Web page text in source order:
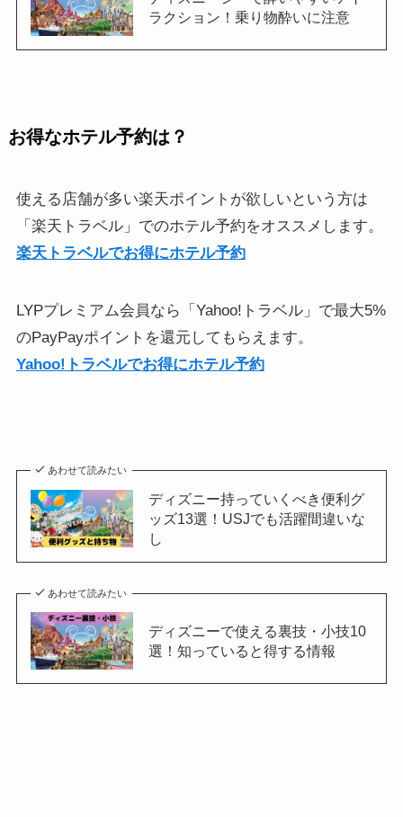
ラクション！乗り物酔いに注意
お得なホテル予約は？
使える店舗が多い楽天ポイントが欲しいという方は
「楽天トラベル」でのホテル予約をオススメします。
楽天トラベルでお得にホテル予約
LYPプレミアム会員なら「Yahoo!トラベル」で最大5%
のPayPayポイントを還元してもらえます。
Yahoo!トラベルでお得にホテル予約
あわせて読みたい
ディズニー持っていくべき便利グ
ッズ13選！USJでも活躍間違いな
し
あわせて読みたい
ディズニーで使える裏技・小技10
選！知っていると得する情報